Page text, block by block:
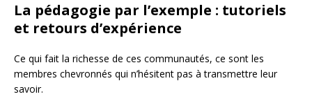
La pédagogie par l’exemple : tutoriels
et retours d’expérience
Ce qui fait la richesse de ces communautés, ce sont les
membres chevronnés qui n’hésitent pas à transmettre leur
savoir.